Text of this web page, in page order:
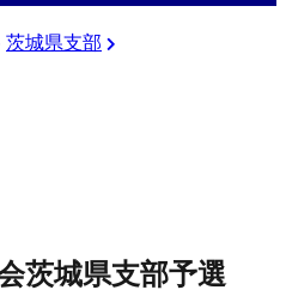
茨城県支部
茨城県支部予選